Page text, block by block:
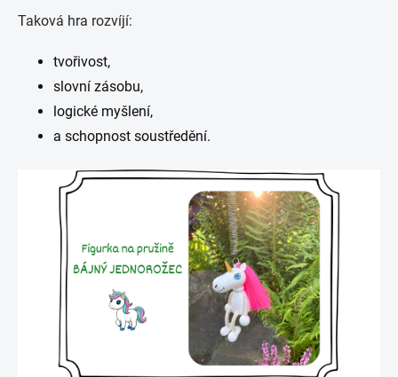
Taková hra rozvíjí:
tvořivost,
slovní zásobu,
logické myšlení,
a schopnost soustředění.